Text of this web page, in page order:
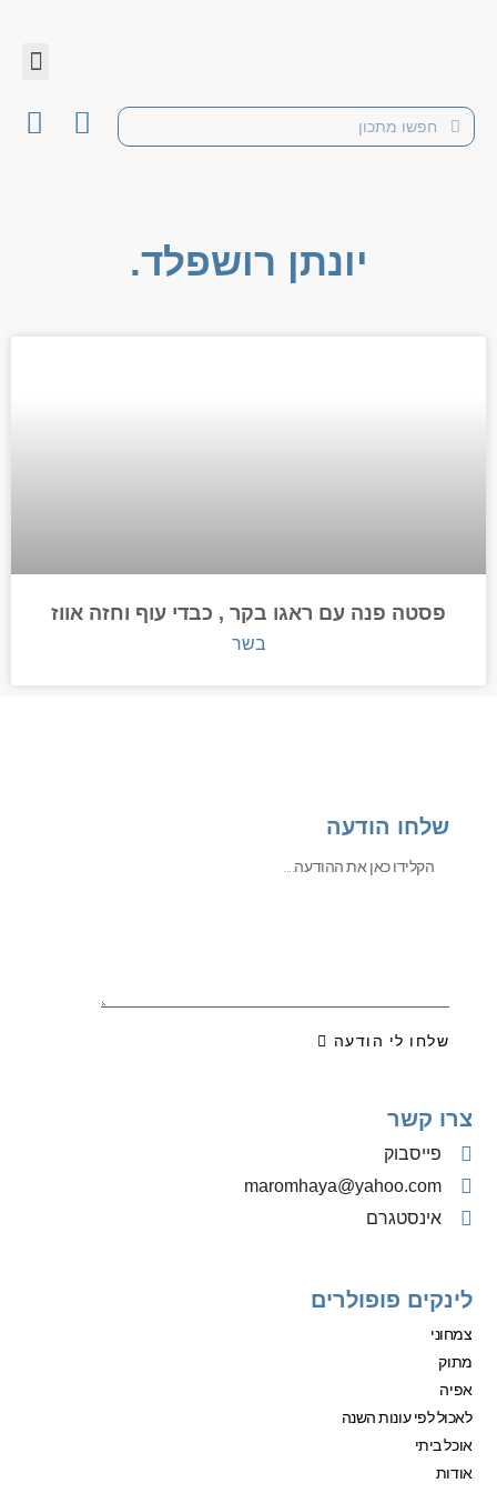
יונתן רושפלד.
פסטה פנה עם ראגו בקר , כבדי עוף וחזה אווז
בשר
שלחו הודעה
שלחו לי הודעה
צרו קשר
פייסבוק
‫maromhaya@yahoo.com
אינסטגרם
לינקים פופולרים
צמחוני
מתוק
אפיה
לאכול לפי עונות השנה
אוכל ביתי
אודות